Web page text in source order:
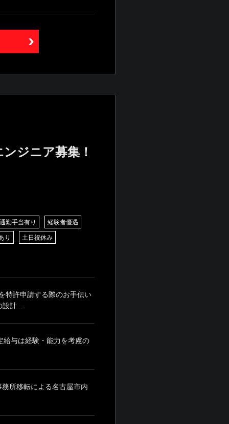
ジニア募集！
通勤手当有り 経験者優遇
り 土日祝休み
特許申請する際のお手伝い
計...
与は経験・能力を考慮の
所移転による名古屋市内